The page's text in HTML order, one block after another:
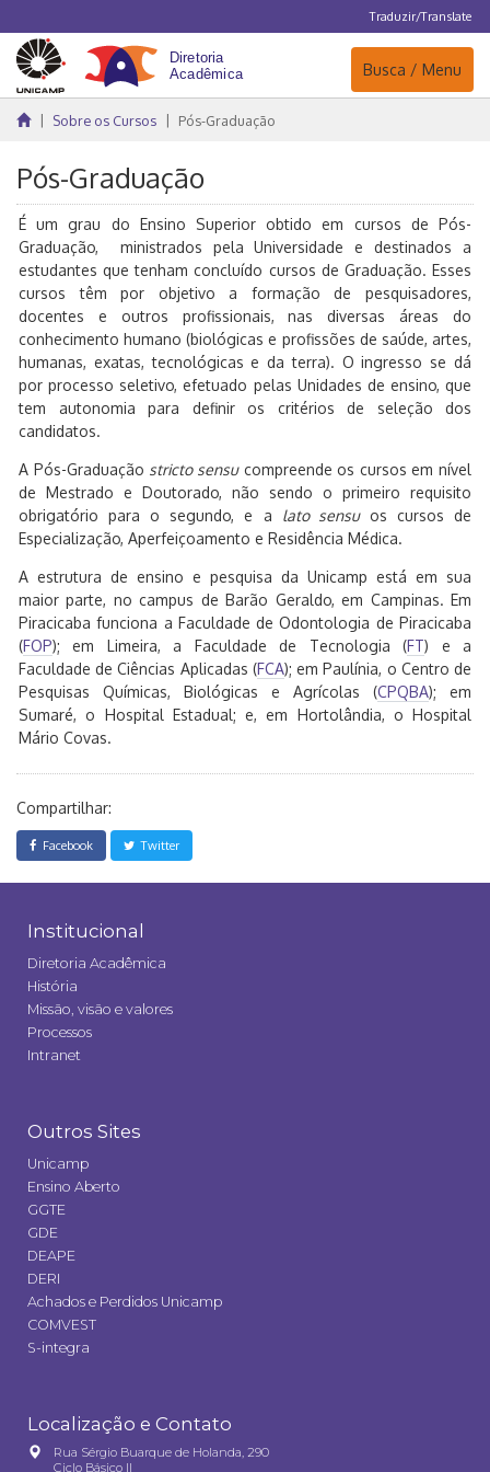
Traduzir/Translate
Navegação
Busca / Menu
Sobre os Cursos Pós-Graduação
Pós-Graduação
É um grau do Ensino Superior obtido em cursos de Pós-
Graduação, ministrados pela Universidade e destinados a
estudantes que tenham concluído cursos de Graduação. Esses
cursos têm por objetivo a formação de pesquisadores,
docentes e outros profissionais, nas diversas áreas do
conhecimento humano (biológicas e profissões de saúde, artes,
humanas, exatas, tecnológicas e da terra). O ingresso se dá
por processo seletivo, efetuado pelas Unidades de ensino, que
tem autonomia para definir os critérios de seleção dos
candidatos.
A Pós-Graduação stricto sensucompreende os cursos em nível
de Mestrado e Doutorado, não sendo o primeiro requisito
obrigatório para o segundo, e a lato sensuos cursos de
Especialização, Aperfeiçoamento e Residência Médica.
A estrutura de ensino e pesquisa da Unicamp está em sua
maior parte, no campus de Barão Geraldo, em Campinas. Em
Piracicaba funciona a Faculdade de Odontologia de Piracicaba
(FOP); em Limeira, a Faculdade de Tecnologia (FT) e a
Faculdade de Ciências Aplicadas (FCA); em Paulínia, o Centro de
Pesquisas Químicas, Biológicas e Agrícolas (CPQBA); em
Sumaré, o Hospital Estadual; e, em Hortolândia, o Hospital
Mário Covas.
Compartilhar:
Facebook Twitter
Institucional
Diretoria Acadêmica
História
Missão, visão e valores
Processos
Intranet
Outros Sites
Unicamp
Ensino Aberto
GGTE
GDE
DEAPE
DERI
Achados e Perdidos Unicamp
COMVEST
S-integra
Localização e Contato
Rua Sérgio Buarque de Holanda, 290
Ciclo Básico II